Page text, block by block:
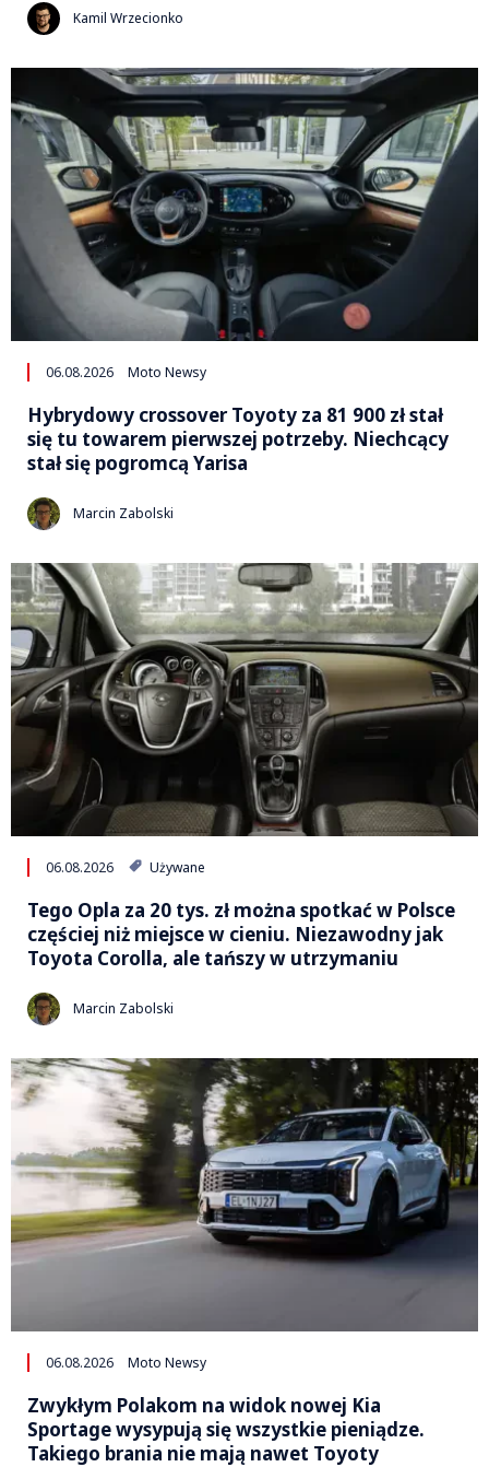
Kamil Wrzecionko
06.08.2026 Moto Newsy
Hybrydowy crossover Toyoty za 81 900 zł stał
się tu towarem pierwszej potrzeby. Niechcący
stał się pogromcą Yarisa
Marcin Zabolski
06.08.2026 Używane
Tego Opla za 20 tys. zł można spotkać w Polsce
częściej niż miejsce w cieniu. Niezawodny jak
Toyota Corolla, ale tańszy w utrzymaniu
Marcin Zabolski
06.08.2026 Moto Newsy
Zwykłym Polakom na widok nowej Kia
Sportage wysypują się wszystkie pieniądze.
Takiego brania nie mają nawet Toyoty